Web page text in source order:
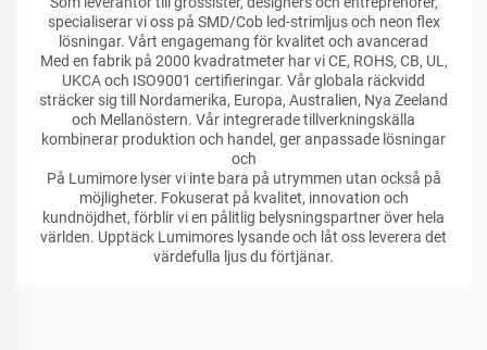
specialiserar vi oss på SMD/Cob led-strimljus och neon flex
lösningar. Vårt engagemang för kvalitet och avancerad
Med en fabrik på 2000 kvadratmeter har vi CE, ROHS, CB, UL,
UKCA och ISO9001 certifieringar. Vår globala räckvidd
sträcker sig till Nordamerika, Europa, Australien, Nya Zeeland
och Mellanöstern. Vår integrerade tillverkningskälla
kombinerar produktion och handel, ger anpassade lösningar
och
På Lumimore lyser vi inte bara på utrymmen utan också på
möjligheter. Fokuserat på kvalitet, innovation och
kundnöjdhet, förblir vi en pålitlig belysningspartner över hela
världen. Upptäck Lumimores lysande och låt oss leverera det
värdefulla ljus du förtjänar.